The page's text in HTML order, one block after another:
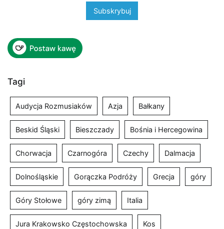
Tagi
Audycja Rozmusiaków Azja Bałkany
Beskid Śląski Bieszczady Bośnia i Hercegowina
Chorwacja Czarnogóra Czechy Dalmacja
Dolnośląskie Gorączka Podróży Grecja góry
Góry Stołowe góry zimą Italia
Jura Krakowsko Częstochowska Kos